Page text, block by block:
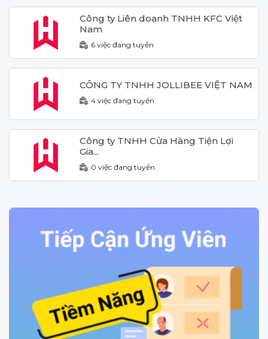
Công ty Liên doanh TNHH KFC Việt
Nam
6 việc đang tuyển
CÔNG TY TNHH JOLLIBEE VIỆT NAM
4 việc đang tuyển
Công ty TNHH Cửa Hàng Tiện Lợi
Gia...
0 việc đang tuyển